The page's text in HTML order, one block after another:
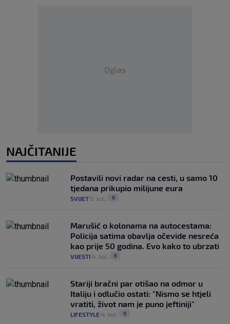
Oglas
NAJČITANIJE
Postavili novi radar na cesti, u samo 10
tjedana prikupio milijune eura
SVIJET 5. kol. 0
Marušić o kolonama na autocestama:
Policija satima obavlja očevide nesreća
kao prije 50 godina. Evo kako to ubrzati
VIJESTI 4. kol. 6
Stariji bračni par otišao na odmor u
Italiju i odlučio ostati: "Nismo se htjeli
vratiti, život nam je puno jeftiniji"
LIFESTYLE 4. kol. 0